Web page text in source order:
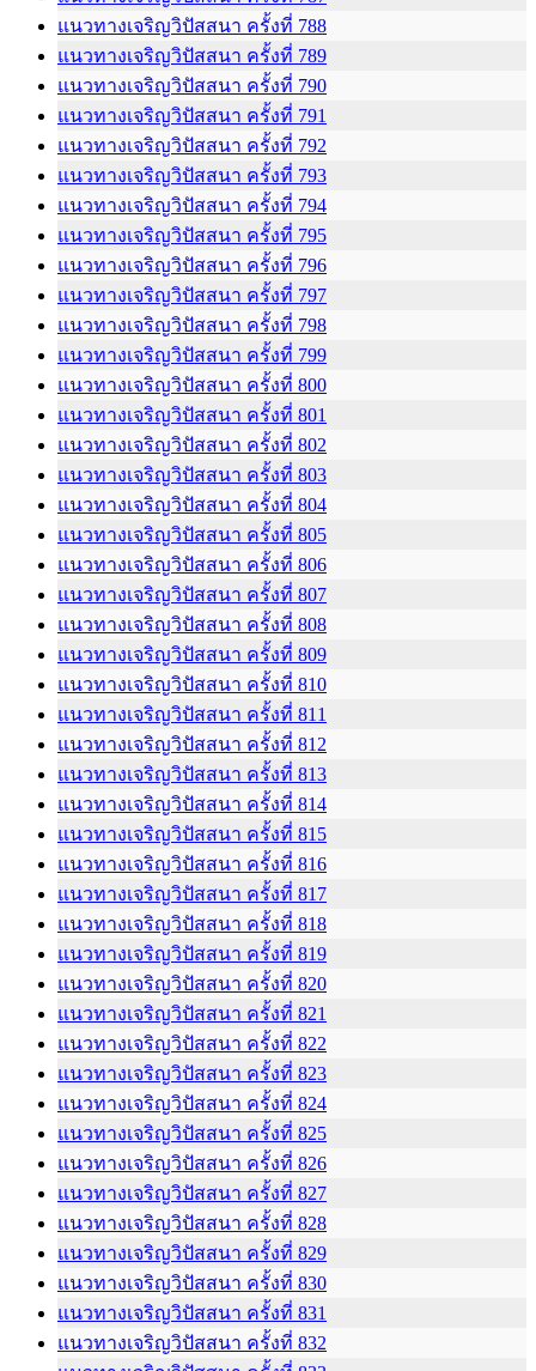
แนวทางเจริญวิปัสสนา ครั้งที่ 788
แนวทางเจริญวิปัสสนา ครั้งที่ 789
แนวทางเจริญวิปัสสนา ครั้งที่ 790
แนวทางเจริญวิปัสสนา ครั้งที่ 791
แนวทางเจริญวิปัสสนา ครั้งที่ 792
แนวทางเจริญวิปัสสนา ครั้งที่ 793
แนวทางเจริญวิปัสสนา ครั้งที่ 794
แนวทางเจริญวิปัสสนา ครั้งที่ 795
แนวทางเจริญวิปัสสนา ครั้งที่ 796
แนวทางเจริญวิปัสสนา ครั้งที่ 797
แนวทางเจริญวิปัสสนา ครั้งที่ 798
แนวทางเจริญวิปัสสนา ครั้งที่ 799
แนวทางเจริญวิปัสสนา ครั้งที่ 800
แนวทางเจริญวิปัสสนา ครั้งที่ 801
แนวทางเจริญวิปัสสนา ครั้งที่ 802
แนวทางเจริญวิปัสสนา ครั้งที่ 803
แนวทางเจริญวิปัสสนา ครั้งที่ 804
แนวทางเจริญวิปัสสนา ครั้งที่ 805
แนวทางเจริญวิปัสสนา ครั้งที่ 806
แนวทางเจริญวิปัสสนา ครั้งที่ 807
แนวทางเจริญวิปัสสนา ครั้งที่ 808
แนวทางเจริญวิปัสสนา ครั้งที่ 809
แนวทางเจริญวิปัสสนา ครั้งที่ 810
แนวทางเจริญวิปัสสนา ครั้งที่ 811
แนวทางเจริญวิปัสสนา ครั้งที่ 812
แนวทางเจริญวิปัสสนา ครั้งที่ 813
แนวทางเจริญวิปัสสนา ครั้งที่ 814
แนวทางเจริญวิปัสสนา ครั้งที่ 815
แนวทางเจริญวิปัสสนา ครั้งที่ 816
แนวทางเจริญวิปัสสนา ครั้งที่ 817
แนวทางเจริญวิปัสสนา ครั้งที่ 818
แนวทางเจริญวิปัสสนา ครั้งที่ 819
แนวทางเจริญวิปัสสนา ครั้งที่ 820
แนวทางเจริญวิปัสสนา ครั้งที่ 821
แนวทางเจริญวิปัสสนา ครั้งที่ 822
แนวทางเจริญวิปัสสนา ครั้งที่ 823
แนวทางเจริญวิปัสสนา ครั้งที่ 824
แนวทางเจริญวิปัสสนา ครั้งที่ 825
แนวทางเจริญวิปัสสนา ครั้งที่ 826
แนวทางเจริญวิปัสสนา ครั้งที่ 827
แนวทางเจริญวิปัสสนา ครั้งที่ 828
แนวทางเจริญวิปัสสนา ครั้งที่ 829
แนวทางเจริญวิปัสสนา ครั้งที่ 830
แนวทางเจริญวิปัสสนา ครั้งที่ 831
แนวทางเจริญวิปัสสนา ครั้งที่ 832